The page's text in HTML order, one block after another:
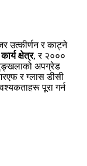
उत्कीर्णन र काट्ने
क्षेत्र, र २०००
अपग्रेड
र ग्लास डीसी
पूरा गर्न